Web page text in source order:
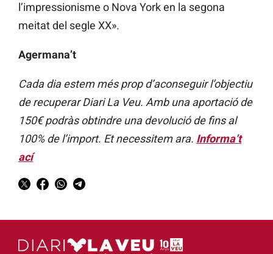
l’impressionisme o Nova York en la segona
meitat del segle XX».
Agermana’t
Cada dia estem més prop d’aconseguir l’objectiu
de recuperar Diari La Veu. Amb una aportació de
150€ podràs obtindre una devolució de fins al
100% de l’import. Et necessitem ara. Informa’t
ací